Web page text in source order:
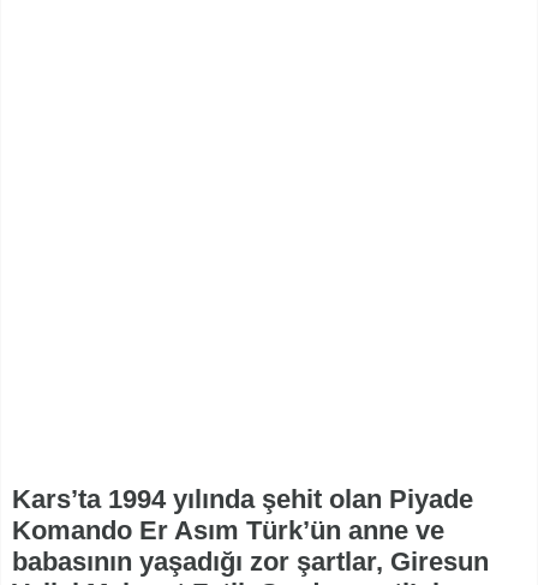
Kars’ta 1994 yılında şehit olan Piyade
Komando Er Asım Türk’ün anne ve
babasının yaşadığı zor şartlar, Giresun